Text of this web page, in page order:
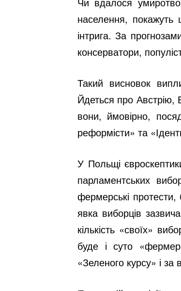
населення,
інтрига. За
консерватори,
Такий висновок
Йдеться про Австрію,
вони, ймовірно,
реформісти» та
У Польщі
парламентських
фермерські
явка виборців
кількість «своїх»
буде і суто
«Зеленого курсу» і